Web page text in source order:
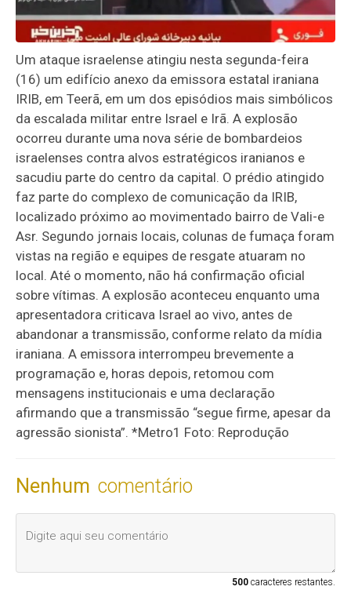
Um ataque israelense atingiu nesta segunda-feira
(16) um edifício anexo da emissora estatal iraniana
IRIB, em Teerã, em um dos episódios mais simbólicos
da escalada militar entre Israel e Irã. A explosão
ocorreu durante uma nova série de bombardeios
israelenses contra alvos estratégicos iranianos e
sacudiu parte do centro da capital. O prédio atingido
faz parte do complexo de comunicação da IRIB,
localizado próximo ao movimentado bairro de Vali-e
Asr. Segundo jornais locais, colunas de fumaça foram
vistas na região e equipes de resgate atuaram no
local. Até o momento, não há confirmação oficial
sobre vítimas. A explosão aconteceu enquanto uma
apresentadora criticava Israel ao vivo, antes de
abandonar a transmissão, conforme relato da mídia
iraniana. A emissora interrompeu brevemente a
programação e, horas depois, retomou com
mensagens institucionais e uma declaração
afirmando que a transmissão “segue firme, apesar da
agressão sionista”. *Metro1 Foto: Reprodução
Nenhum comentário
500caracteres restantes.